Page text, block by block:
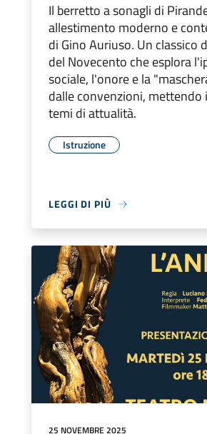
Il berretto a sonagli di
allestimento moderno e
di Gino Auriuso. Un classico
del Novecento che esplora
sociale, l'onore e la
dalle convenzioni, mettendo
temi di attualità.
Istruzione
LEGGI DI PIÙ
25 NOVEMBRE 2025